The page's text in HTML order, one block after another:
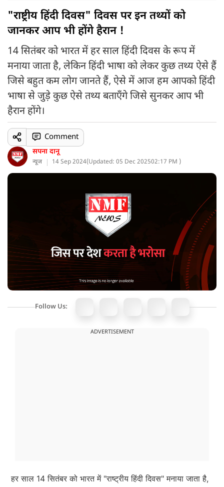
"राष्ट्रीय हिंदी दिवस" दिवस पर इन तथ्यों को
जानकर आप भी होंगे हैरान !
14 सितंबर को भारत में हर साल हिंदी दिवस के रूप में
मनाया जाता है, लेकिन हिंदी भाषा को लेकर कुछ तथ्य ऐसे हैं
जिसे बहुत कम लोग जानते हैं, ऐसे में आज हम आपको हिंदी
भाषा से जुड़े कुछ ऐसे तथ्य बताएँगे जिसे सुनकर आप भी
हैरान होंगे।
सपना दानू
न्यूज 14 Sep 2024(Updated: 05 Dec 202502:17 PM )
Comment
Follow Us:
ADVERTISEMENT
हर साल 14 सितंबर को भारत में "राष्ट्रीय हिंदी दिवस" मनाया जाता है,